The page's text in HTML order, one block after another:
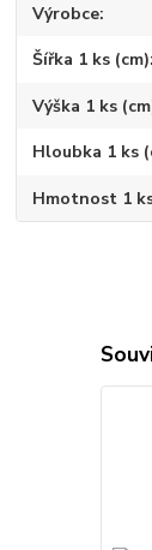
Výrobce
Šířka 1 ks (cm)
Výška 1 ks
Hloubka 1 ks
Hmotnost 1